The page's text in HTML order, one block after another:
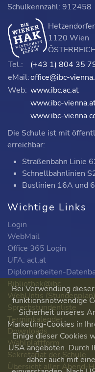
Schulkennzahl: 912458
1120 Wien
Tel.:
(+43 1) 804 35
eMail:office@ibc-
Web: www.ibc.ac.at
www.ibc-
www.ibc-
Die Schule ist mit
erreichbar:
Straßenbahn Linie
Schnellbahnlinien
Buslinien 16A und
Wichtige Links
Login
WebMail
Office 365 Login
ÜFA: act.at
Diplomarbeiten-
Bibliothek@ibc
WebUntis (Stundenplan)
Sprechstundenliste
Terminkalender
Downloads
Wahlplattform
Sekretariat der Schule
Übersicht aller Abend-
Bei Verwendung
funktionsnotwendige
Sicherheit unseres
Marketing-Cookies in
Einige dieser Cookies
USA angeboten. Durch
daher auch mit